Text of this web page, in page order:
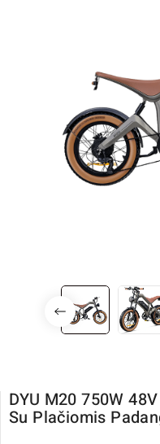
DYU M20 750W
Su Plačiomis